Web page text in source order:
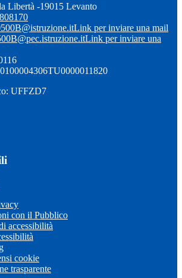
Libertà -19015 Levanto
Link per inviare una mail
Link per inviare una
UFFZD7
con il Pubblico
accessibilità
cookie
trasparente